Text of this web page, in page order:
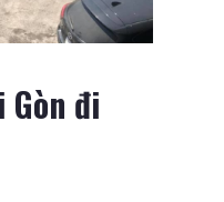
Gòn đi